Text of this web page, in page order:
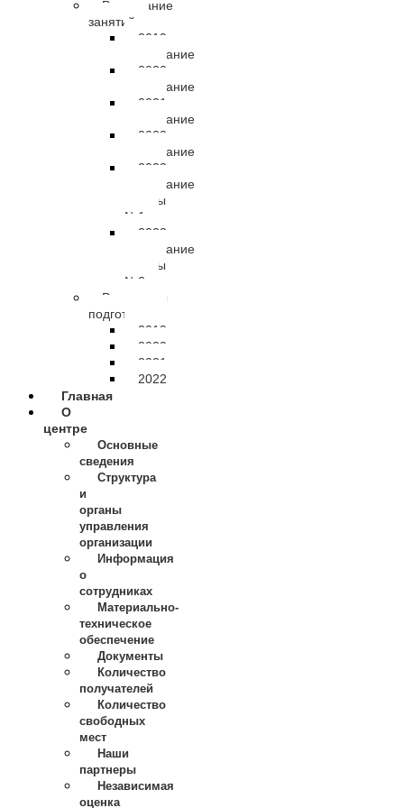
Расписание
занятий
2019
расписание
2020
расписание
2021
расписание
2022
расписание
2023
расписание
группы
№1
2023
расписание
группы
№2
Результаты
подготовки
2019
2020
2021
2022
Главная
О
центре
Основные
сведения
Структура
и
органы
управления
организации
Информация
о
сотрудниках
Материально-
техническое
обеспечение
Документы
Количество
получателей
Количество
свободных
мест
Наши
партнеры
Независимая
оценка